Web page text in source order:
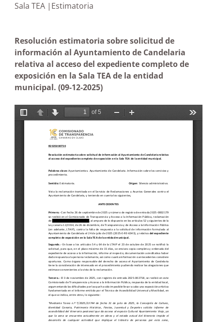
Sala TEA |Estimatoria
Resolución estimatoria sobre solicitud de
información al Ayuntamiento de Candelaria
relativa al acceso del expediente completo de
exposición en la Sala TEA de la entidad
municipal. (09-12-2025)